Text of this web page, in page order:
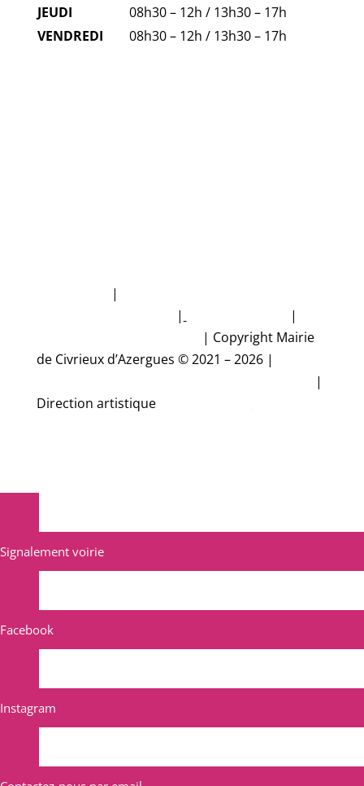
JEUDI
08h30 – 12h / 13h30 – 17h
VENDREDI
08h30 – 12h / 13h30 – 17h
|
|
|
| Copyright Mairie
de Civrieux d’Azergues © 2021 – 2026 |
|
Direction artistique
Signalement voirie
Facebook
Instagram